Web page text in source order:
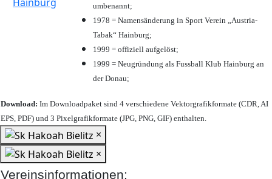
umbenannt;
1978 = Namensänderung in Sport Verein „Austria-
Tabak“ Hainburg;
1999 = offiziell aufgelöst;
1999 = Neugründung als Fussball Klub Hainburg an
der Donau;
Download: Im Downloadpaket sind 4 verschiedene Vektorgrafikformate (CDR, AI
EPS, PDF) und 3 Pixelgrafikformate (JPG, PNG, GIF) enthalten.
×
×
Vereinsinformationen: